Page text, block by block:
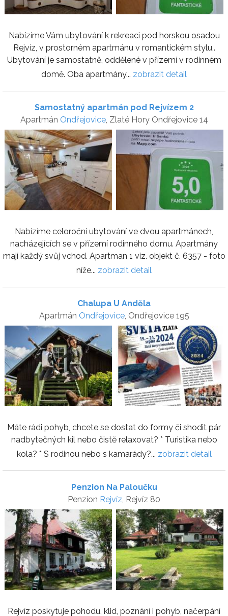
Nabízíme Vám ubytování k rekreaci pod horskou osadou
Rejvíz, v prostorném apartmánu v romantickém stylu,.
Ubytování je samostatně, oddělené v přízemí v rodinném
domě. Oba apartmány... zobrazit detail
Samostatný apartmán pod Rejvízem 2
Apartmán Ondřejovice, Zlaté Hory Ondřejovice 14
Nabízíme celoroční ubytování ve dvou apartmánech,
nacházejících se v přízemí rodinného domu. Apartmány
mají každý svůj vchod. Apartman 1 viz. objekt č. 6357 - foto
níže... zobrazit detail
Chalupa U Anděla
Apartmán Ondřejovice, Ondřejovice 195
Máte rádi pohyb, chcete se dostat do formy či shodit pár
nadbytečných kil nebo čistě relaxovat? * Turistika nebo
kola? * S rodinou nebo s kamarády?... zobrazit detail
Penzion Na Paloučku
Penzion Rejvíz, Rejvíz 80
Rejvíz poskytuje pohodu, klid, poznání i pohyb, načerpání